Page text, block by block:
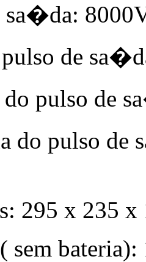
de
pulso de
do pulso de
295 x 235 x
sem